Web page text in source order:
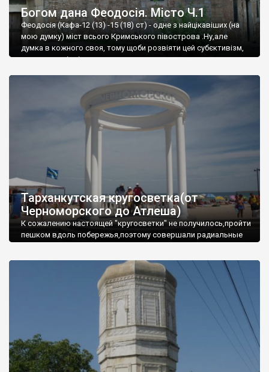
Богом дана Феодосія. Місто Ч.1
Феодосія (Кафа-12 (13) -15 (18) ст) - одне з найцікавіших (на
мою думку) міст всього Кримського півострова .Ну,але
думка в кожного своя, тому щоби розвіяти цей субєктивізм,
запрошую відвідати це
Тарханкутская кругосветка(от
Черноморского до Атлеша)
К сожалению настоящей "кругосветки" не получилось,пройти
пешком вдоль побережья,поэтому совершали радиальные